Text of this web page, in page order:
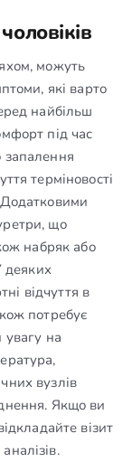
можуть
які варто
найбільш
під час
запалення
терміновості
що
набряк або
деяких
відчуття в
потребує
увагу на
вузлів
Якщо ви
візит